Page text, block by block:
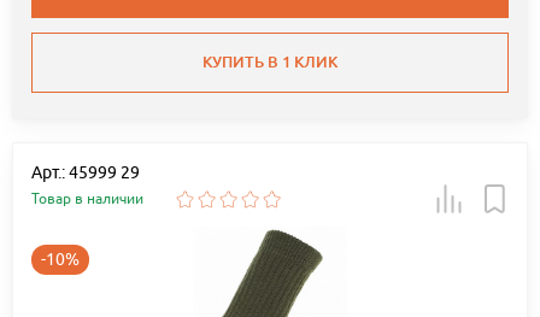
КУПИТЬ В 1 КЛИК
Арт.: 45999 29
Товар в наличии
-10%